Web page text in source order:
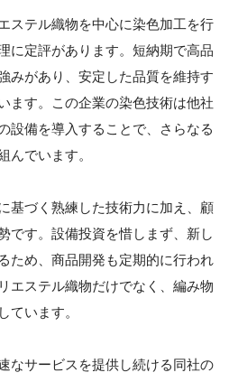
ステル織物を中心に染色加工を行
に定評があります。短納期で高品
みがあり、安定した品質を維持す
ます。この企業の染色技術は他社
設備を導入することで、さらなる
んでいます。
基づく熟練した技術力に加え、顧
です。設備投資を惜しまず、新し
ため、商品開発も定期的に行われ
エステル織物だけでなく、編み物
ています。
なサービスを提供し続ける同社の